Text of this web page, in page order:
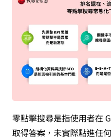
零點擊搜尋是指使用者在
取得答案，未實際點進任